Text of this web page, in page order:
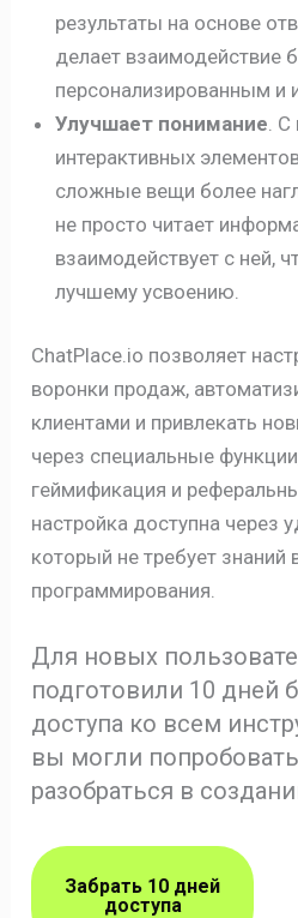
результаты на основе
делает взаимодействие
персонализированным и
Улучшает понимание .
интерактивных
сложные вещи более
не просто читает
взаимодействует с ней,
лучшему усвоению.
ChatPlace.io позволяет
воронки продаж,
клиентами и привлекать
через специальные
геймификация и
настройка доступна через
который не требует знаний
программирования.
Для новых
подготовили 10 дней
доступа ко всем
вы могли
разобраться в
Забрать 10 дней
доступа